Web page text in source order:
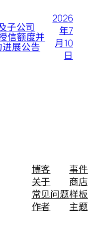
子公司
信额度并
展公告
2026
年7
月10
日
博客
关于
常见问题
作者
事件
商店
样板
主题